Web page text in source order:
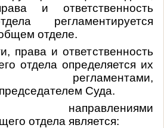
и ответственность
регламентируется
отделе.
права и ответственность
отдела определяется их
регламентами,
Суда.
направлениями
отдела является: